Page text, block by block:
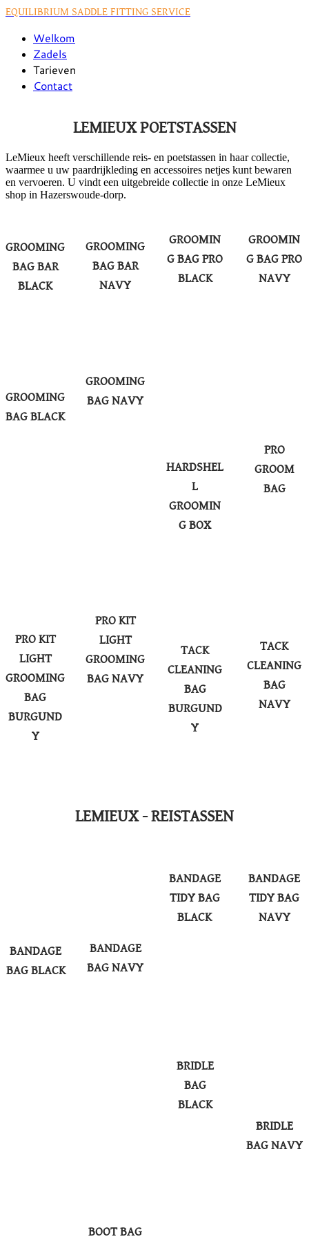
EQUILIBRIUM SADDLE FITTING SERVICE
Welkom
Zadels
Tarieven
Contact
LEMIEUX POETSTASSEN
LeMieux heeft verschillende reis- en poetstassen in haar collectie,
waarmee u uw paardrijkleding en accessoires netjes kunt bewaren
en vervoeren. U vindt een uitgebreide collectie in onze LeMieux
shop in Hazerswoude-dorp.
GROOMING
BAG BAR
BLACK
GROOMING
BAG BAR
NAVY
GROOMIN
G BAG PRO
BLACK
GROOMIN
G BAG PRO
NAVY
GROOMING
BAG BLACK
GROOMING
BAG NAVY
HARDSHEL
L
GROOMIN
G BOX
PRO
GROOM
BAG
PRO KIT
LIGHT
GROOMING
BAG
BURGUND
Y
PRO KIT
LIGHT
GROOMING
BAG NAVY
TACK
CLEANING
BAG
BURGUND
Y
TACK
CLEANING
BAG
​NAVY
LEMIEUX - REISTASSEN
BANDAGE
BAG BLACK
BANDAGE
BAG NAVY
BANDAGE
TIDY BAG
BLACK
BANDAGE
TIDY BAG
NAVY
BOOT BAG
BRIDLE
BAG
BLACK
BRIDLE
BAG NAVY